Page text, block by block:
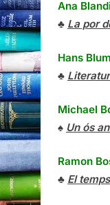
Ana
♣ La por
Hans
♣
Michael
♠ Un ós
Ramon
♣ El